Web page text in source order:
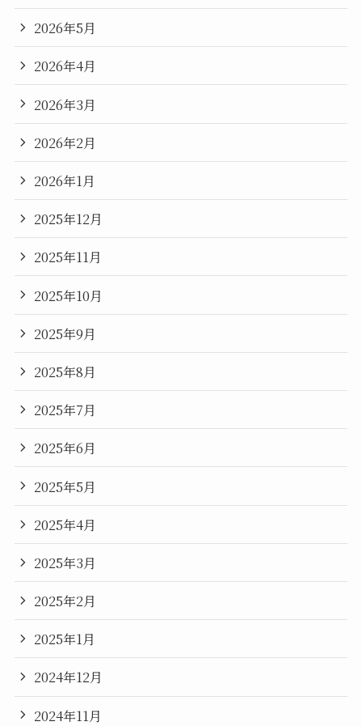
2026年5月
2026年4月
2026年3月
2026年2月
2026年1月
2025年12月
2025年11月
2025年10月
2025年9月
2025年8月
2025年7月
2025年6月
2025年5月
2025年4月
2025年3月
2025年2月
2025年1月
2024年12月
2024年11月